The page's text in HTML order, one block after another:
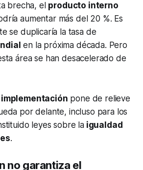
brecha, el producto interno
aumentar más del 20 %. Es
se duplicaría la tasa de
en la próxima década. Pero
área se han desacelerado de
pone de relieve
por delante, incluso para los
leyes sobre laigualdad
.
no garantiza el